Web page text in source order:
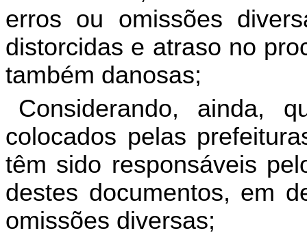
erros ou omissões
distorcidas e atraso no
também danosas;
Considerando, ainda,
colocados pelas
têm sido responsáveis
destes documentos, em
omissões diversas;